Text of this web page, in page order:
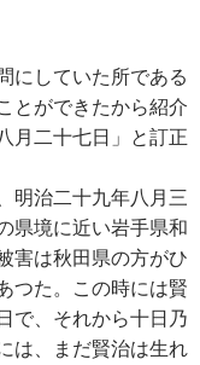
にしていた所である
とができたから紹介
月二十七日」と訂正
明治二十九年八月三
県境に近い岩手県和
害は秋田県の方がひ
つた。この時には賢
で、それから十日乃
は、まだ賢治は生れ